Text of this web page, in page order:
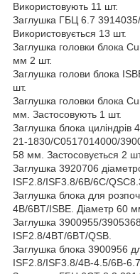
Використовують 11 шт.
Заглушка ГБЦ 6.7
Використовується 13 шт.
Заглушка головки блока
мм 2 шт.
Заглушка голови блока
шт.
Заглушка головки блока
мм. Застосовують 1 шт.
Заглушка блока
21-1830/C0517014000/
58 мм. Застосовується 2
Заглушка 3920706
ISF2.8/ISF3.8/6B/6C/
Заглушка блока для
4B/6BT/ISBE. Діаметр 60
Заглушка 3900955/
ISF2.8/4BT/6BT/QSB.
Заглушка блока 3900956
ISF2.8/ISF3.8/4B-4.5/6B-